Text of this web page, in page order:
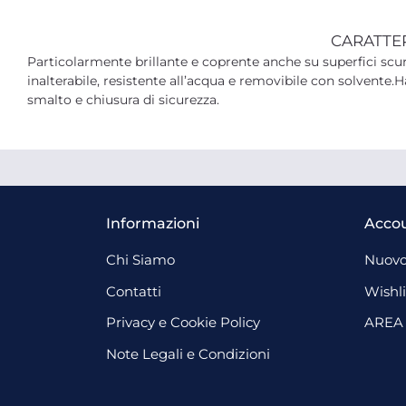
Particolarmente brillante e coprente anche su superfici
inalterabile, resistente all’acqua e removibile con
smalto e chiusura di sicurezza.
Informazioni
Chi Siamo
Contatti
Privacy e Cookie Policy
Note Legali e Condizioni